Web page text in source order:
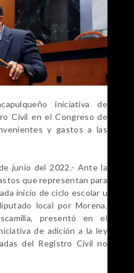
iniciativa de
Civil en el Congreso de
y gastos a las
junio del 2022.- Ante la
que representan para
inicio de ciclo escolar u
local por Morena,
presentó en el
de adición a la ley
del Registro Civil no